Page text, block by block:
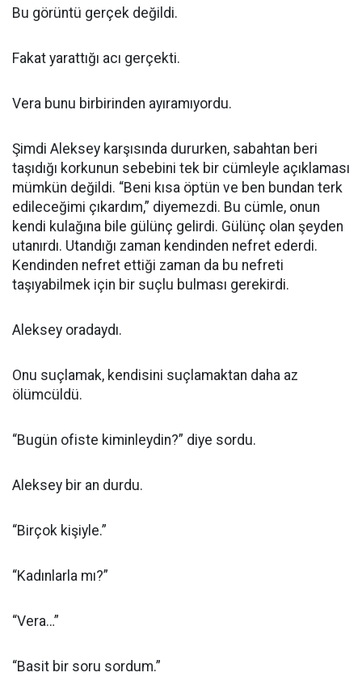
Bu görüntü gerçek değildi.
Fakat yarattığı acı gerçekti.
Vera bunu birbirinden ayıramıyordu.
Şimdi Aleksey karşısında dururken, sabahtan beri
taşıdığı korkunun sebebini tek bir cümleyle açıklaması
mümkün değildi. “Beni kısa öptün ve ben bundan terk
edileceğimi çıkardım,” diyemezdi. Bu cümle, onun
kendi kulağına bile gülünç gelirdi. Gülünç olan şeyden
utanırdı. Utandığı zaman kendinden nefret ederdi.
Kendinden nefret ettiği zaman da bu nefreti
taşıyabilmek için bir suçlu bulması gerekirdi.
Aleksey oradaydı.
Onu suçlamak, kendisini suçlamaktan daha az
ölümcüldü.
“Bugün ofiste kiminleydin?” diye sordu.
Aleksey bir an durdu.
“Birçok kişiyle.”
“Kadınlarla mı?”
“Vera…”
“Basit bir soru sordum.”